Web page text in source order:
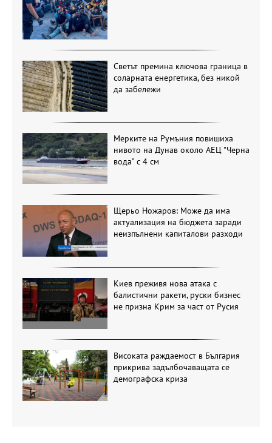
Светът премина ключова граница в
соларната енергетика, без никой
да забележи
Мерките на Румъния повишиха
нивото на Дунав около АЕЦ "Черна
вода" с 4 см
Щерьо Ножаров: Може да има
актуализация на бюджета заради
неизпълнени капиталови разходи
Киев преживя нова атака с
балистични ракети, руски бизнес
не призна Крим за част от Русия
Високата раждаемост в България
прикрива задълбочаващата се
демографска криза